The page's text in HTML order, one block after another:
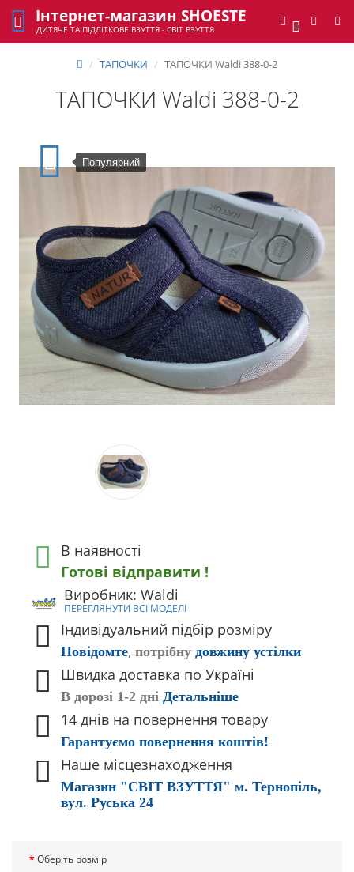
0
Інтернет-магазин SHOESTE
ДИТЯЧЕ ТА ПІДЛІТКОВЕ ВЗУТТЯ - СВІТ ВЗУТТЯ
ТАПОЧКИ ТАПОЧКИ Waldi 388-0-2
ТАПОЧКИ Waldi 388-0-2
Популярний
В наявності
Готові відправити !
Виробник: Waldi
ПЕРЕГЛЯНУТИ ВСІ МОДЕЛІ
Індивідуальний підбір розміру
Повідомте, потрібну довжину устілки
Швидка доставка по Україні
В дорозі 1-2 дні Детальніше
14 днів на повернення товару
Гарантуємо повернення коштів!
Наше місцезнаходження
Магазин "СВІТ ВЗУТТЯ" м. Тернопіль,
вул. Руська 24
Оберіть розмір